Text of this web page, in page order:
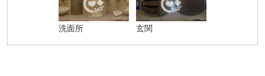
洗面所 玄関